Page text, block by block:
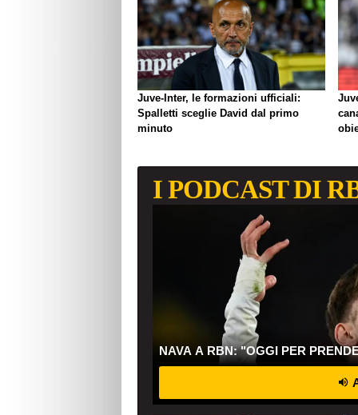
Juve-Inter, le formazioni ufficiali:
Spalletti sceglie David dal primo
minuto
I PODCAST DI
NAVA A RBN: "OGGI PER